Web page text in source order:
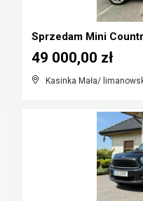
Sprzedam Mini
Kasinka Mała/
49 000,00 zł